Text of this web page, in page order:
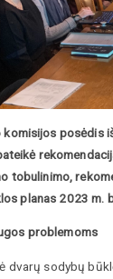
posėdis
planas 2023 m.
problemoms
dvarų sodybų